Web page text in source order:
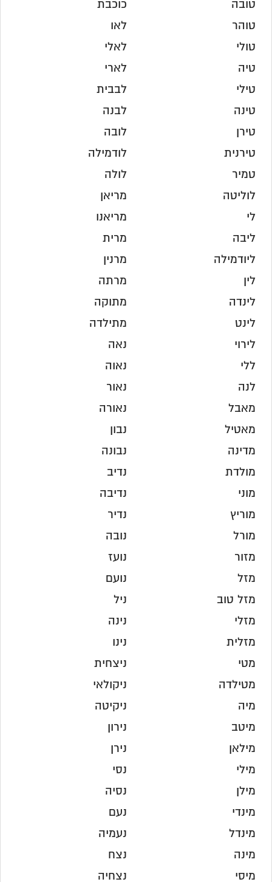
טובה
טוהר
טולי
טיה
טילי
טינה
טירן
טירנית
טמיר
כוכבת
לאו
לאלי
לארי
לבבית
לבנה
לובה
לודמילה
לולה
לוליטה
לי
ליבה
ליודמילה
לין
לינדה
לינט
לירוי
ללי
לנה
מאבל
מאטיל
מדינה
מולדת
מוני
מוריץ
מורל
מזור
מזל
מזל טוב
מזלי
מזלית
מטי
מטילדה
מיה
מיטב
מילאן
מילי
מילן
מינדי
מינדל
מינה
מיסי
מריאן
מריאנו
מרית
מרנין
מרתה
מתוקה
מתילדה
נאה
נאוה
נאור
נאורה
נבון
נבונה
נדיב
נדיבה
נדיר
נובה
נועז
נועם
ניל
נינה
נינו
ניצחית
ניקולאי
ניקיטה
נירון
נירן
נסי
נסיה
נעם
נעמיה
נצח
נצחיה